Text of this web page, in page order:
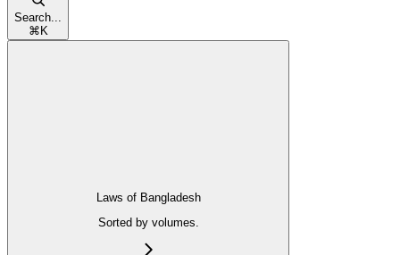
Search...
⌘ K
Laws of Bangladesh
Sorted by volumes.